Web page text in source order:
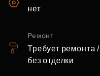
нет
Ремонт
Требует ремонта /
без отделки